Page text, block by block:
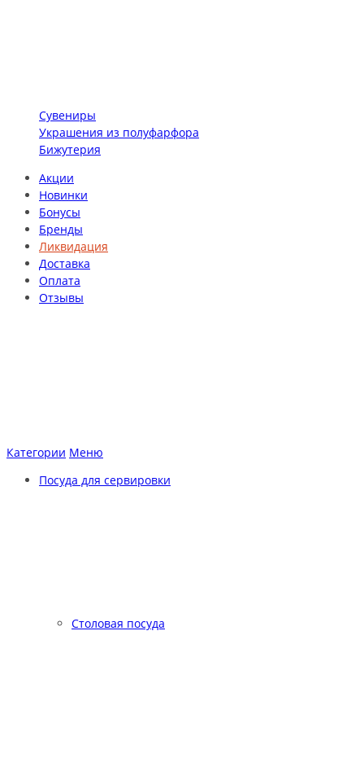
Сувениры
Украшения из полуфарфора
Бижутерия
Акции
Новинки
Бонусы
Бренды
Ликвидация
Доставка
Оплата
Отзывы
Категории Меню
Посуда для сервировки
Столовая посуда